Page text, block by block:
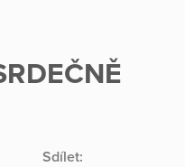
Sdílet: